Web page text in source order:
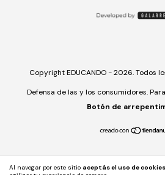
Al navegar por este sitio aceptás el uso de cookies
Copyright EDUCANDO - 2026. Todos
Defensa de las y los consumidores.
Botón de